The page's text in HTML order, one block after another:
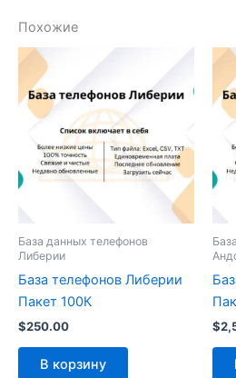
Похожие
База данных телефонов
Либерии
База телефонов Либерии
Пакет 100К
$250.00
В корзину
$